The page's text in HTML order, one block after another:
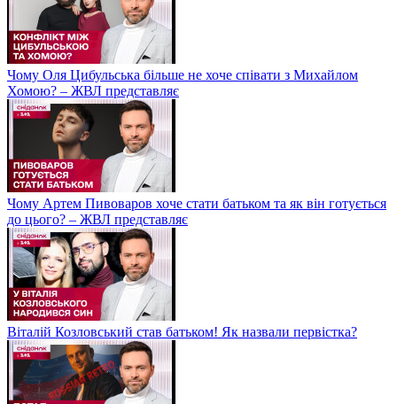
Чому Оля Цибульська більше не хоче співати з Михайлом
Хомою? – ЖВЛ представляє
Чому Артем Пивоваров хоче стати батьком та як він готується
до цього? – ЖВЛ представляє
Віталій Козловський став батьком! Як назвали первістка?